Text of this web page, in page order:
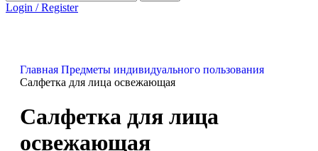
Login / Register
Главная Предметы индивидуального пользования
Салфетка для лица освежающая
Салфетка для лица
освежающая